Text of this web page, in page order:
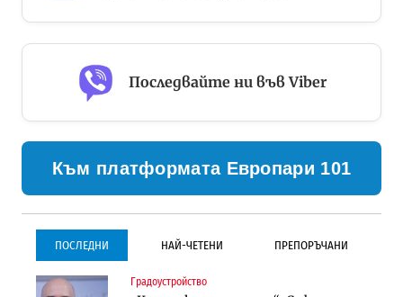
Последвайте ни във Viber
Към платформата Европари 101
ПОСЛЕДНИ НАЙ-ЧЕТЕНИ ПРЕПОРЪЧАНИ
Градоустройство
Градоустройство
Инфраструктура